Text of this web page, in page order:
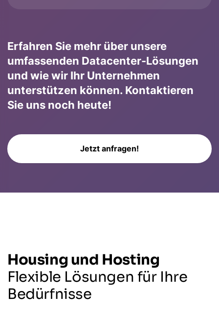
Erfahren Sie mehr über unsere
umfassenden Datacenter-Lösungen
und wie wir Ihr Unternehmen
unterstützen können. Kontaktieren
Sie uns noch heute!
Jetzt anfragen!
Housing und Hosting
Flexible Lösungen für Ihre
Bedürfnisse